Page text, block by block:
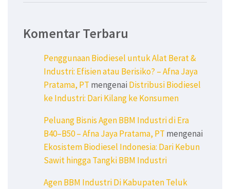
Komentar Terbaru
Penggunaan Biodiesel untuk Alat Berat &
Industri: Efisien atau Berisiko? – Afna Jaya
Pratama, PT mengenai Distribusi Biodiesel
ke Industri: Dari Kilang ke Konsumen
Peluang Bisnis Agen BBM Industri di Era
B40–B50 – Afna Jaya Pratama, PT mengenai
Ekosistem Biodiesel Indonesia: Dari Kebun
Sawit hingga Tangki BBM Industri
Agen BBM Industri Di Kabupaten Teluk